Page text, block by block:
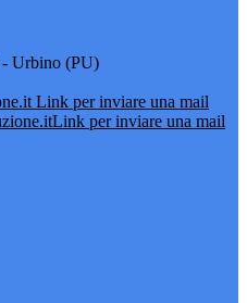
Urbino (PU)
Link per inviare una mail
Link per inviare una mail